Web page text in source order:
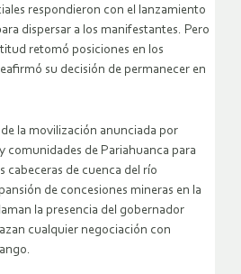
respondieron con el lanzamiento
dispersar a los manifestantes. Pero
retomó posiciones en los
su decisión de permanecer en
la movilización anunciada por
comunidades de Pariahuanca para
cabeceras de cuenca del río
de concesiones mineras en la
la presencia del gobernador
cualquier negociación con